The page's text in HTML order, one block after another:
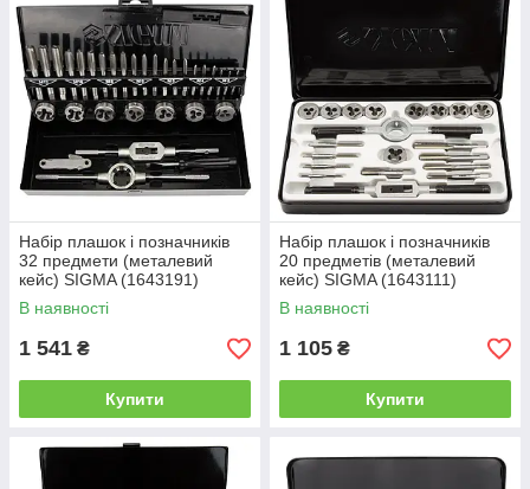
Набір плашок і позначників
32 предмети (металевий
кейс) SIGMA (1643191)
В наявності
1 541 ₴
Купити
Набір плашок і позначників
20 предметів (металевий
кейс) SIGMA (1643111)
В наявності
1 105 ₴
Купити